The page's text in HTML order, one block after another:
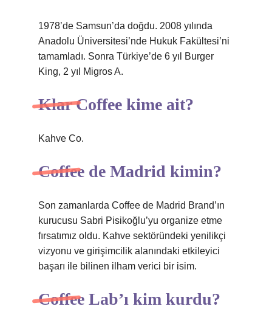
1978’de Samsun’da doğdu. 2008 yılında
Anadolu Üniversitesi’nde Hukuk Fakültesi’ni
tamamladı. Sonra Türkiye’de 6 yıl Burger
King, 2 yıl Migros A.
Klar Coffee kime ait?
Kahve Co.
Coffee de Madrid kimin?
Son zamanlarda Coffee de Madrid Brand’ın
kurucusu Sabri Pisikoğlu’yu organize etme
fırsatımız oldu. Kahve sektöründeki yenilikçi
vizyonu ve girişimcilik alanındaki etkileyici
başarı ile bilinen ilham verici bir isim.
Coffee Lab’ı kim kurdu?